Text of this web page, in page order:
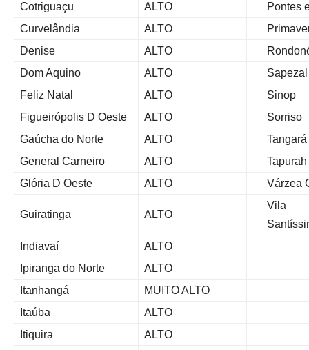
Cotriguaçu
ALTO
Pontes
Curvelândia
ALTO
Denise
ALTO
Dom Aquino
ALTO
Sapezal
Feliz Natal
ALTO
Sinop
Figueirópolis D Oeste
ALTO
Sorriso
Gaúcha do Norte
ALTO
General Carneiro
ALTO
Tapurah
Glória D Oeste
ALTO Várzea
Guiratinga ALTO
Vila
Indiavaí
ALTO
Ipiranga do Norte
ALTO
Itanhangá
MUITO ALTO
Itaúba
ALTO
Itiquira
ALTO